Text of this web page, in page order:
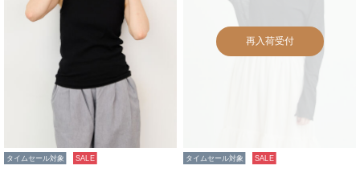
タイムセール対象 SALE
再入荷受付
タイムセール対象 SALE